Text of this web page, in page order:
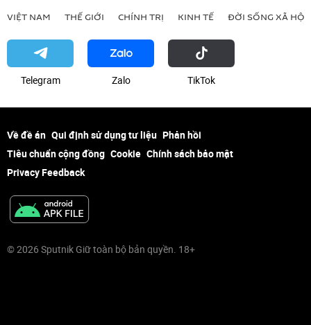
VIỆT NAM THẾ GIỚI CHÍNH TRỊ KINH TẾ ĐỜI SỐNG XÃ HỘI
Telegram Zalo ТikТоk
Về đề án Qui định sử dụng tư liệu Phản hồi
Tiêu chuẩn cộng đồng Cookie Chính sách bảo mật
Privacy Feedback
© 2026 Sputnik Giữ toàn bộ bản quyền. 18+